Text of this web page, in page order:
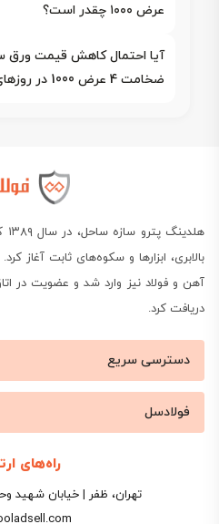
عرض ۱۰۰۰ چقدر است؟
ضخامت 4 عرض 1000 در روزهای آینده وجود دارد؟
بالابری، ابزارها و سکوه‌های ثابت آغاز
آهن و فولاد نیز وارد شد و عضویت در
دریافت کرد.
دسترسی سریع
فولادسل
راه‌های
تهران، ظفر | خیابان شهید